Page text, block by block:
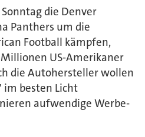
die Denver
Panthers um die
Football kämpfen,
US-Amerikaner
die Autohersteller wollen
im besten Licht
aufwendige Werbe-